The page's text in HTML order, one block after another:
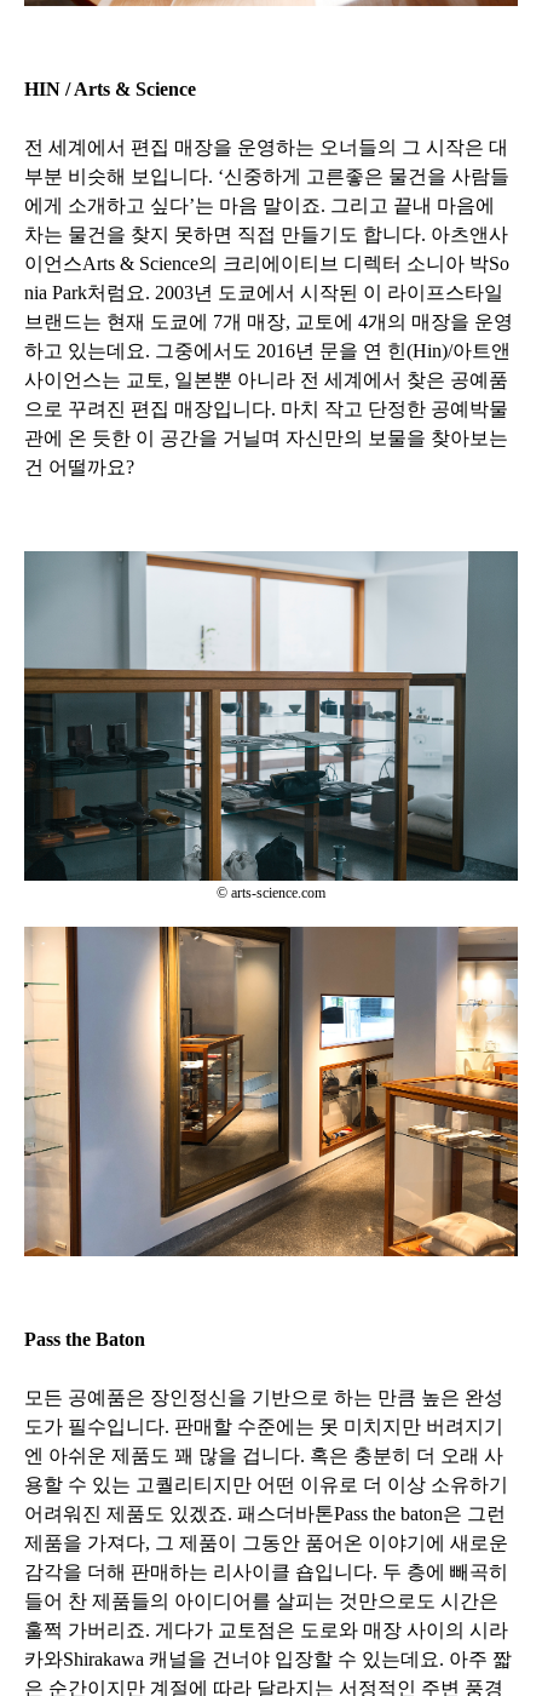
HIN / Arts & Science
전 세계에서 편집 매장을 운영하는 오너들의 그 시작은 대
부분 비슷해 보입니다. ‘신중하게 고른좋은 물건을 사람들
에게 소개하고 싶다’는 마음 말이죠. 그리고 끝내 마음에
차는 물건을 찾지 못하면 직접 만들기도 합니다. 아츠앤사
이언스Arts & Science의 크리에이티브 디렉터 소니아 박So
nia Park처럼요. 2003년 도쿄에서 시작된 이 라이프스타일
브랜드는 현재 도쿄에 7개 매장, 교토에 4개의 매장을 운영
하고 있는데요. 그중에서도 2016년 문을 연 힌(Hin)/아트앤
사이언스는 교토, 일본뿐 아니라 전 세계에서 찾은 공예품
으로 꾸려진 편집 매장입니다. 마치 작고 단정한 공예박물
관에 온 듯한 이 공간을 거닐며 자신만의 보물을 찾아보는
건 어떨까요?
© arts-science.com
Pass the Baton
모든 공예품은 장인정신을 기반으로 하는 만큼 높은 완성
도가 필수입니다. 판매할 수준에는 못 미치지만 버려지기
엔 아쉬운 제품도 꽤 많을 겁니다. 혹은 충분히 더 오래 사
용할 수 있는 고퀄리티지만 어떤 이유로 더 이상 소유하기
어려워진 제품도 있겠죠. 패스더바톤Pass the baton은 그런
제품을 가져다, 그 제품이 그동안 품어온 이야기에 새로운
감각을 더해 판매하는 리사이클 숍입니다. 두 층에 빼곡히
들어 찬 제품들의 아이디어를 살피는 것만으로도 시간은
훌쩍 가버리죠. 게다가 교토점은 도로와 매장 사이의 시라
카와Shirakawa 캐널을 건너야 입장할 수 있는데요. 아주 짧
은 순간이지만 계절에 따라 달라지는 서정적인 주변 풍경